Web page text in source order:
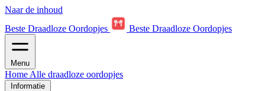
Naar de inhoud
Beste Draadloze Oordopjes
Beste Draadloze Oordopjes
Menu
Home Alle draadloze oordopjes
Informatie